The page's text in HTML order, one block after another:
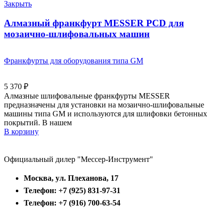
Закрыть
Алмазный франкфурт MESSER PCD для
мозаично-шлифовальных машин
Франкфурты для оборудования типа GM
5 370 ₽
Алмазные шлифовальные франкфурты MESSER
предназначены для установки на мозаично-шлифовальные
машины типа GM и используются для шлифовки бетонных
покрытий. В нашем
В корзину
Официальный дилер "Мессер-Инструмент"
Москва, ул. Плеханова, 17
Телефон: +7 (925) 831-97-31
Телефон: +7 (916) 700-63-54